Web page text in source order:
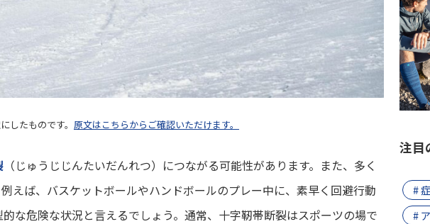
したものです。 原文はこちらからご確認いただけます。
（じゅうじじんたいだんれつ）につながる可能性があります。また、多く
えば、バスケットボールやハンドボールのプレー中に、素早く回避行動
な危険な状況と言えるでしょう。通常、十字靭帯断裂はスポーツの場で
注目
#
#